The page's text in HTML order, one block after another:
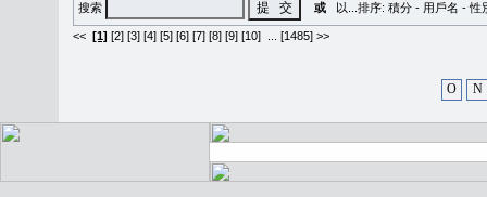
搜索 或 以...排序: 積分 - 用戶名 -性
<< [1] [2] [3] [4] [5] [6] [7] [8] [9] [10] [1485] >>
O N